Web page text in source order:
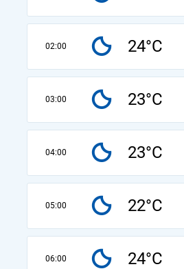
02:00 24°C
03:00 23°C
04:00 23°C
05:00 22°C
06:00 24°C